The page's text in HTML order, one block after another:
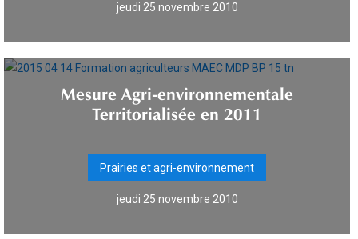
jeudi 25 novembre 2010
Mesure Agri-environnementale
Territorialisée en 2011
Prairies et agri-environnement
jeudi 25 novembre 2010